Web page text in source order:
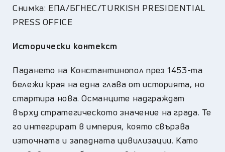
Снимка: ЕПА/БГНЕС/TURKISH PRESIDENTIAL
PRESS OFFICE
Исторически контекст
Падането на Константинопол през 1453-та
бележи края на една глава от историята, но
стартира нова. Османците надграждат
върху стратегическото значение на града. Те
го интегрират в империя, която свързва
източната и западната цивилизации. Като